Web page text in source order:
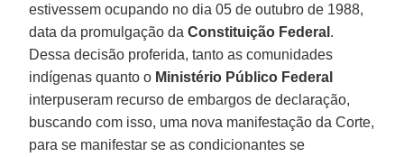
estivessem ocupando no dia 05 de outubro de 1988,
data da promulgação daConstituição Federal .
Dessa decisão proferida, tanto as comunidades
indígenas quanto o Ministério Público Federal
interpuseram recurso de embargos de declaração,
buscando com isso, uma nova manifestação da Corte,
para se manifestar se as condicionantes se